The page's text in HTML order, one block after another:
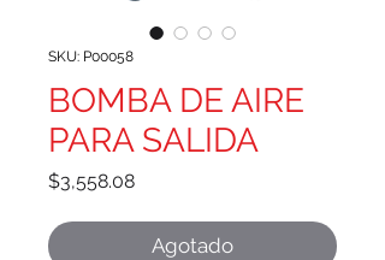
SKU: P00058
BOMBA DE AIRE
PARA SALIDA
$3,558.08Precio
Agotado